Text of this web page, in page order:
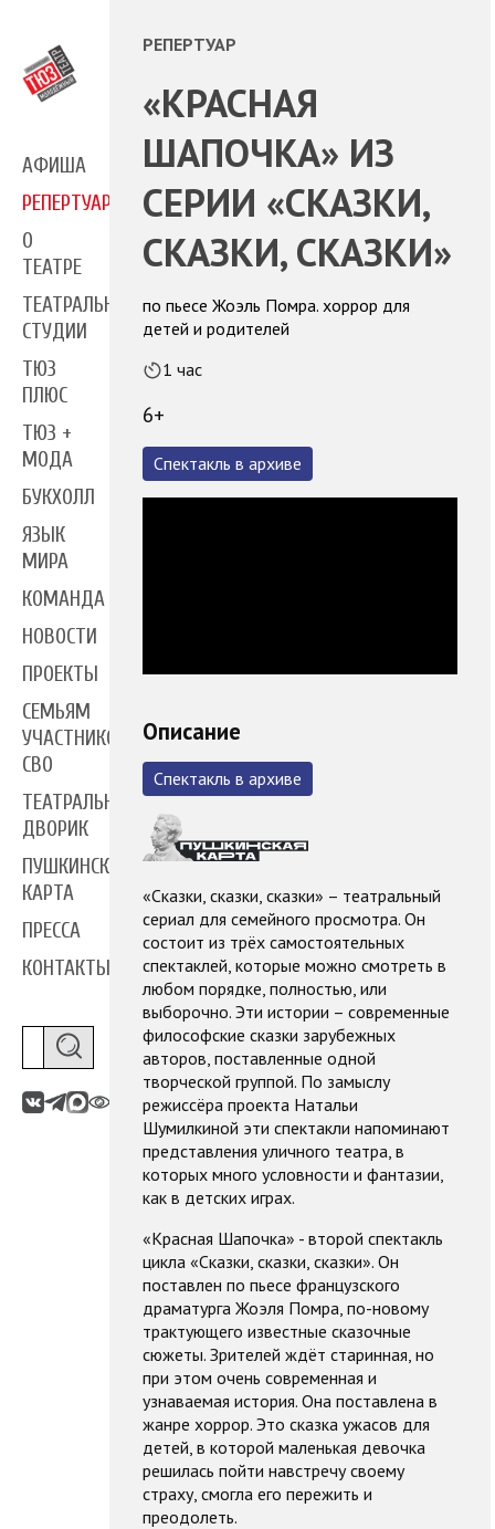
АФИША
РЕПЕРТУАР
О
ТЕАТРЕ
ТЕАТРАЛЬНЫЕ
СТУДИИ
ТЮЗ
ПЛЮС
ТЮЗ +
МОДА
БУКХОЛЛ
ЯЗЫК
МИРА
КОМАНДА
НОВОСТИ
ПРОЕКТЫ
СЕМЬЯМ
УЧАСТНИКОВ
СВО
ТЕАТРАЛЬНЫЙ
ДВОРИК
ПУШКИНСКАЯ
КАРТА
ПРЕССА
КОНТАКТЫ
РЕПЕРТУАР
«КРАСНАЯ
ШАПОЧКА» ИЗ
СЕРИИ «СКАЗКИ,
СКАЗКИ, СКАЗКИ»
по пьесе Жоэль Помра. хоррор для
детей и родителей
1 час
6+
Спектакль в архиве
Описание
Спектакль в архиве
«Сказки, сказки, сказки» – театральный
сериал для семейного просмотра. Он
состоит из трёх самостоятельных
спектаклей, которые можно смотреть в
любом порядке, полностью, или
выборочно. Эти истории – современные
философские сказки зарубежных
авторов, поставленные одной
творческой группой. По замыслу
режиссёра проекта Натальи
Шумилкиной эти спектакли напоминают
представления уличного театра, в
которых много условности и фантазии,
как в детских играх.
«Красная Шапочка» - второй спектакль
цикла «Сказки, сказки, сказки». Он
поставлен по пьесе французского
драматурга Жоэля Помра, по-новому
трактующего известные сказочные
сюжеты. Зрителей ждёт старинная, но
при этом очень современная и
узнаваемая история. Она поставлена в
жанре хоррор. Это сказка ужасов для
детей, в которой маленькая девочка
решилась пойти навстречу своему
страху, смогла его пережить и
преодолеть.